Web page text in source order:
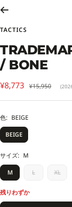
TACTICS
/ BONE
セ
ー
価
格
¥8,773 通
¥15,950
色: BEIGE
BEIGE
サイズ: M
M
L XL
残りわずか